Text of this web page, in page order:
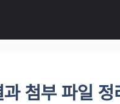
첨부 파일 정